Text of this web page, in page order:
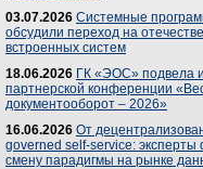
03.07.2026 Системные
обсудили переход на
встроенных систем
18.06.2026 ГК «ЭОС» подвела
партнерской конференции
документооборот – 2026»
16.06.2026 От
governed self-service: эксперты
смену парадигмы на рынке